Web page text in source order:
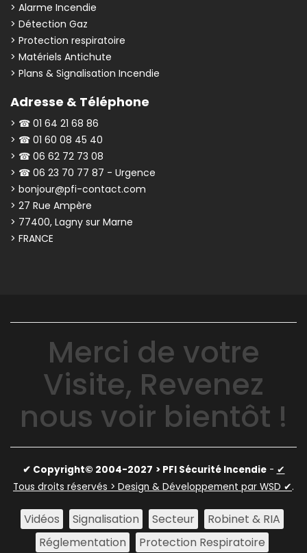
> Alarme Incendie
> Détection Gaz
> Protection respiratoire
> Matériels Antichute
> Plans & Signalisation Incendie
Adresse & Téléphone
> ☎ 01 64 21 68 86
> ☎ 01 60 08 45 40
> ☎ 06 62 72 73 08
> ☎ 06 23 70 77 87 - Urgence
> bonjour@pfi-contact.com
> 27 Rue Ampère
> 77400, Lagny sur Marne
> FRANCE
Merci de votre
Visite, Revenez
nous voir bientôt !
✔ Copyright© 2004-2027 > PFI Sécurité Incendie- ✔
Tous droits réservés > Design & Développement par WSD ✔.
Vidéos Signalisation Secteur
Robinet & RIA
Réglementation
Protection Respiratoire